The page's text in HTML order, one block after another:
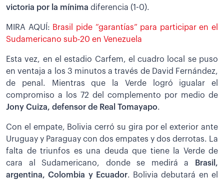
victoria por la mínima diferencia (1-0).
MIRA AQUÍ: Brasil pide “garantías” para participar en el
Sudamericano sub-20 en Venezuela
Esta vez, en el estadio Carfem, el cuadro local se puso
en ventaja a los 3 minutos a través de David Fernández,
de penal. Mientras que la Verde logró igualar el
compromiso a los 72 del complemento por medio de
Jony Cuiza, defensor de Real Tomayapo.
Con el empate, Bolivia cerró su gira por el exterior ante
Uruguay y Paraguay con dos empates y dos derrotas. La
falta de triunfos es una deuda que tiene la Verde de
cara al Sudamericano, donde se medirá a
Brasil,
argentina, Colombia y Ecuador. Bolivia debutará en el